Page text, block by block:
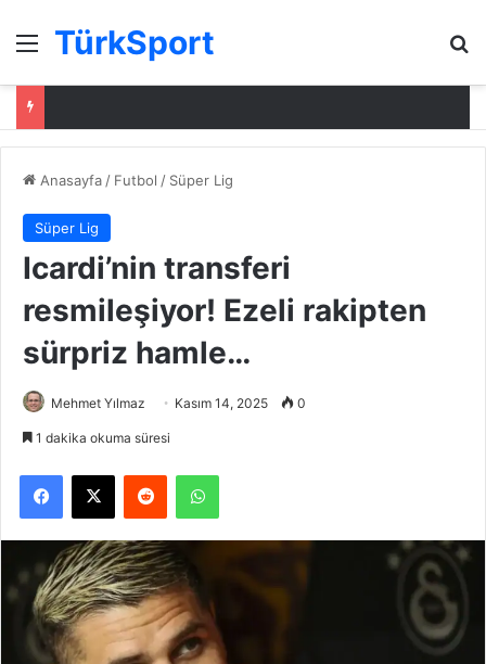
Menü
TürkSport
Anasayfa / Futbol / Süper Lig
Süper Lig
Icardi’nin transferi
resmileşiyor! Ezeli rakipten
sürpriz hamle…
Mehmet Yılmaz Kasım 14, 2025 0
1 dakika okuma süresi
Facebook
X Reddit WhatsApp